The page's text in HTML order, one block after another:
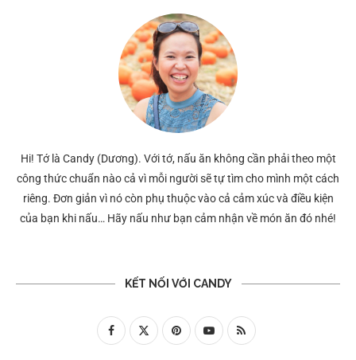
Hi! Tớ là Candy (Dương). Với tớ, nấu ăn không cần phải theo một
công thức chuẩn nào cả vì mỗi người sẽ tự tìm cho mình một cách
riêng. Đơn giản vì nó còn phụ thuộc vào cả cảm xúc và điều kiện
của bạn khi nấu… Hãy nấu như bạn cảm nhận về món ăn đó nhé!
KẾT NỐI VỚI CANDY